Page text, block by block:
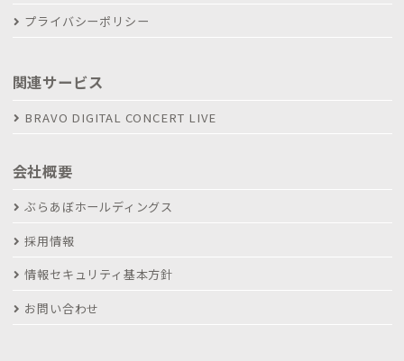
プライバシーポリシー
関連サービス
BRAVO DIGITAL CONCERT LIVE
会社概要
ぶらあぼホールディングス
採用情報
情報セキュリティ基本方針
お問い合わせ